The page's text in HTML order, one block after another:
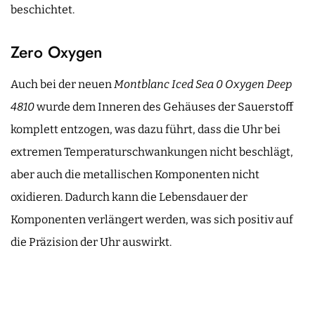
beschichtet.
Zero Oxygen
Auch bei der neuenMontblanc Iced Sea 0 Oxygen Deep
4810wurde dem Inneren des Gehäuses der Sauerstoff
komplett entzogen, was dazu führt, dass die Uhr bei
extremen Temperaturschwankungen nicht beschlägt,
aber auch die metallischen Komponenten nicht
oxidieren. Dadurch kann die Lebensdauer der
Komponenten verlängert werden, was sich positiv auf
die Präzision der Uhr auswirkt.